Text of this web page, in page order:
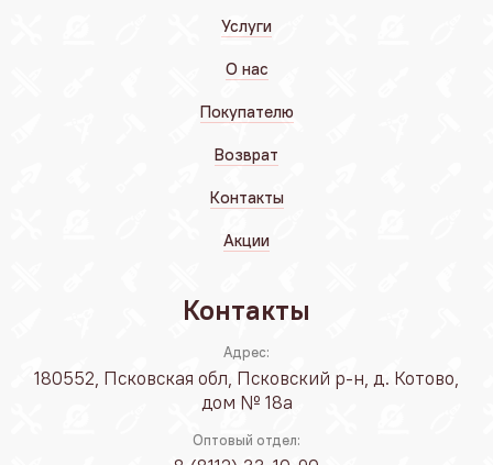
Услуги
О нас
Покупателю
Возврат
Контакты
Акции
Контакты
Адрес:
180552, Псковская обл, Псковский р-н, д. Котово,
дом № 18а
Оптовый отдел: